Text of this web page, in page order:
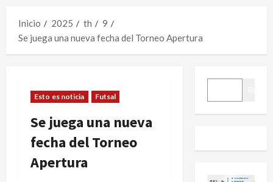
Inicio
2025 th
9
Se juega una nueva fecha del Torneo Apertura
Esto es noticia Futsal
Se juega una nueva
fecha del Torneo
Apertura